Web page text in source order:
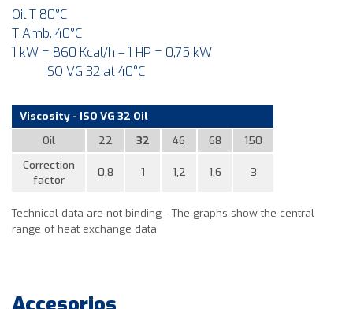
Oil T 80°C
T Amb. 40°C
1 kW = 860 Kcal/h – 1 HP = 0,75 kW
ISO VG 32 at 40°C
Viscosity - ISO VG 32 Oil
Oil
22 32 46 68
150
Correction
factor
0,8 1 1,2 1,6 3
Technical data are not binding - The graphs show the central
range of heat exchange data